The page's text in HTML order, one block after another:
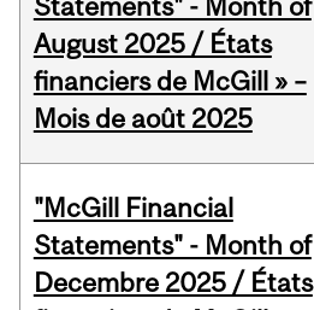
Statements" - Month of
August 2025 / États
financiers de McGill » –
Mois de août 2025
"McGill Financial
Statements" - Month of
Decembre 2025 / États